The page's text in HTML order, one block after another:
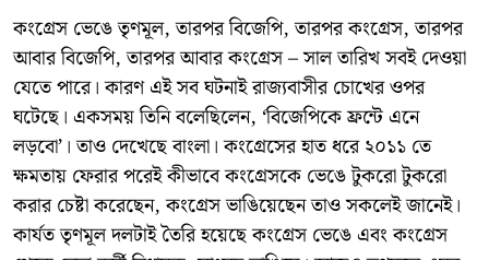
কংগ্রেস ভেঙে তৃণমূল, তারপর বিজেপি, তারপর কংগ্রেস, তারপর
আবার বিজেপি, তারপর আবার কংগ্রেস – সাল তারিখ সবই দেওয়া
যেতে পারে। কারণ এই সব ঘটনাই রাজ্যবাসীর চোখের ওপর
ঘটেছে। একসময় তিনি বলেছিলেন, ‘বিজেপিকে ফ্রন্টে এনে
লড়বো’। তাও দেখেছে বাংলা। কংগ্রেসের হাত ধরে ২০১১ তে
ক্ষমতায় ফেরার পরেই কীভাবে কংগ্রেসকে ভেঙে টুকরো টুকরো
করার চেষ্টা করেছেন, কংগ্রেস ভাঙিয়েছেন তাও সকলেই জানেই।
কার্যত তৃণমূল দলটাই তৈরি হয়েছে কংগ্রেস ভেঙে এবং কংগ্রেস